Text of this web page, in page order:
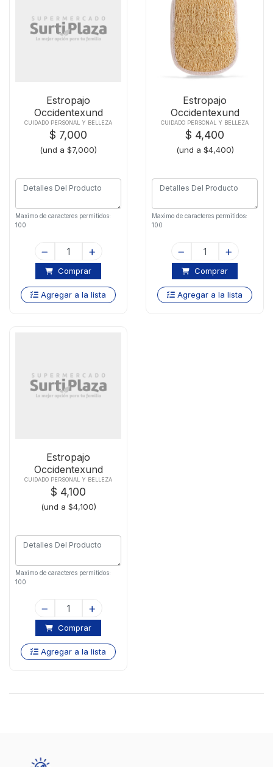
Estropajo
Occidentexund
Esponja Corporal
CUIDADO PERSONAL Y BELLEZA
$ 7,000
(und a $7,000)
Maximo de caracteres permitidos:
100
Comprar
Agregar a la lista
Estropajo
Occidentexund
Gabonera Facial
CUIDADO PERSONAL Y BELLEZA
$ 4,400
(und a $4,400)
Maximo de caracteres permitidos:
100
Comprar
Agregar a la lista
Estropajo
Occidentexund
Gabonera Ovalada
CUIDADO PERSONAL Y BELLEZA
$ 4,100
(und a $4,100)
Maximo de caracteres permitidos:
100
Comprar
Agregar a la lista